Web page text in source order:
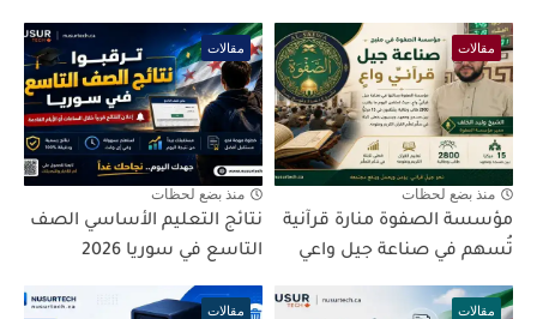
مقالات
منذ بضع لحظات
مؤسسة الصفوة منارة قرآنية
تُسهم في صناعة جيل واعي
مقالات
منذ بضع لحظات
نتائج التعليم الأساسي الصف
التاسع في سوريا 2026
مقالات مقالات